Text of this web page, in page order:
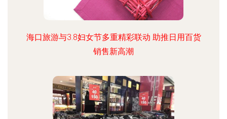
海口旅游与3.8妇女节多重精彩联动 助推日用百货
销售新高潮